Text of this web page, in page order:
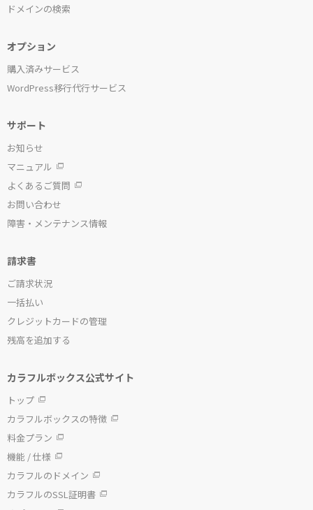
ドメインの検索
オプション
購入済みサービス
WordPress移行代行サービス
サポート
お知らせ
マニュアル
よくあるご質問
お問い合わせ
障害・メンテナンス情報
請求書
ご請求状況
一括払い
クレジットカードの管理
残高を追加する
カラフルボックス公式サイト
トップ
カラフルボックスの特徴
料金プラン
機能 / 仕様
カラフルのドメイン
カラフルのSSL証明書